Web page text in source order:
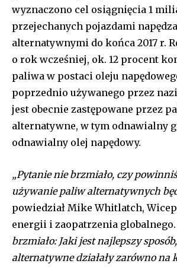
wyznaczono cel osiągnięcia 1
przejechanych pojazdami
alternatywnymi do końca 2017 r.
o rok wcześniej, ok. 12 procent
paliwa w postaci oleju
poprzednio używanego przez
jest obecnie zastępowane przez
alternatywne, w tym odnawialny
odnawialny olej napędowy.
„Pytanie nie brzmiało, czy
używanie paliw alternatywnych
powiedział Mike Whitlatch,
energii i zaopatrzenia globalnego.
brzmiało: Jaki jest najlepszy
alternatywne działały zarówno na